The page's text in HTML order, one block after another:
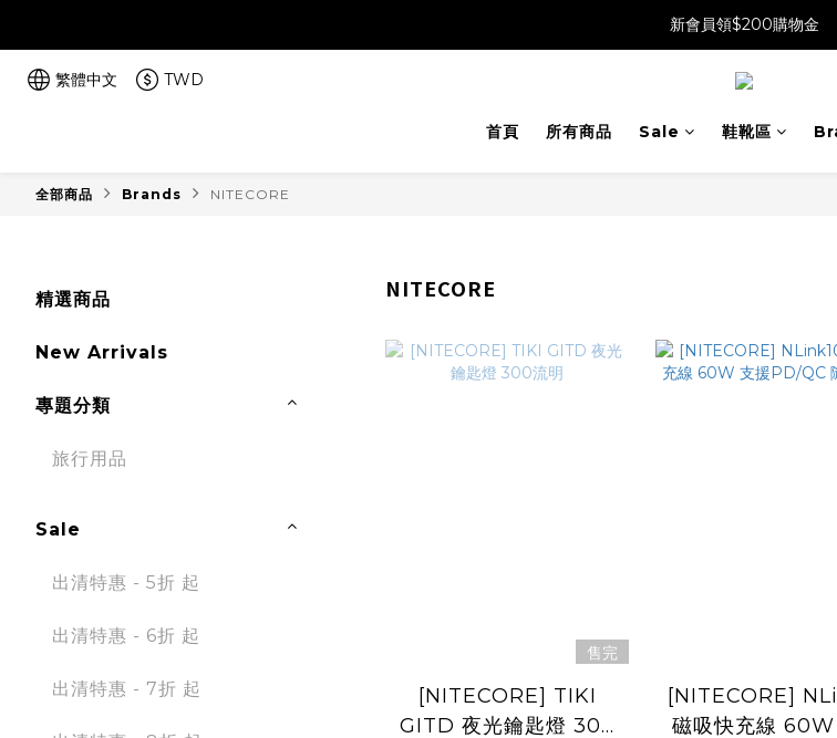
新會員領$200購物金
繁體中文 TWD
首頁 所有商品 Sale 鞋靴區
全部商品 Brands NITECORE
精選商品
New Arrivals
專題分類
旅行用品
Sale
出清特惠 - 5折 起
出清特惠 - 6折 起
出清特惠 - 7折 起
NITECORE
售完
[NITECORE] TIKI
GITD 夜光鑰匙燈 300
[NITECORE]
磁吸快充線 60W